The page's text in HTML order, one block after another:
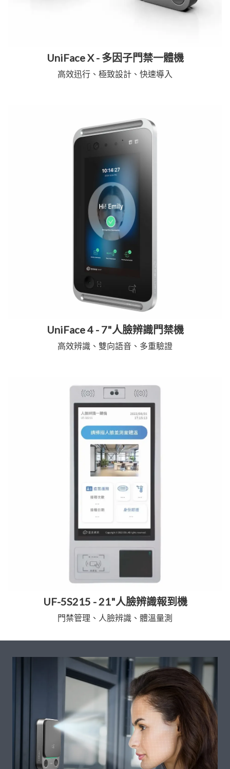
UniFace X - 多因子門禁一體機
高效迅行、極致設計、快速導入
UniFace 4 - 7"人臉辨識門禁機
高效辨識、雙向語音、多重驗證
UF-5S215 - 21"人臉辨識報到機
門禁管理、人臉辨識、體溫量測